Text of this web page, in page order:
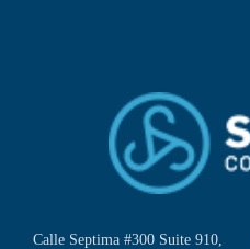
Calle Septima #300 Suite